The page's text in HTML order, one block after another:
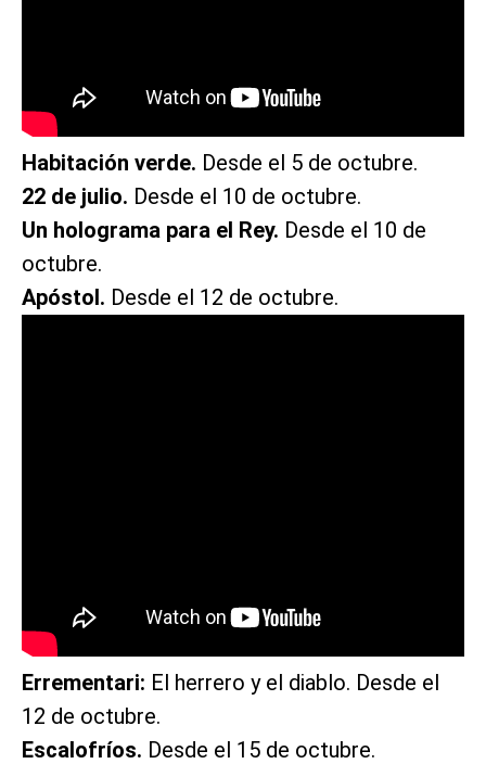
Habitación verde. Desde el 5 de octubre.
22 de julio. Desde el 10 de octubre.
Un holograma para el Rey. Desde el 10 de
octubre.
Apóstol. Desde el 12 de octubre.
Errementari: El herrero y el diablo. Desde el
12 de octubre.
Escalofríos. Desde el 15 de octubre.